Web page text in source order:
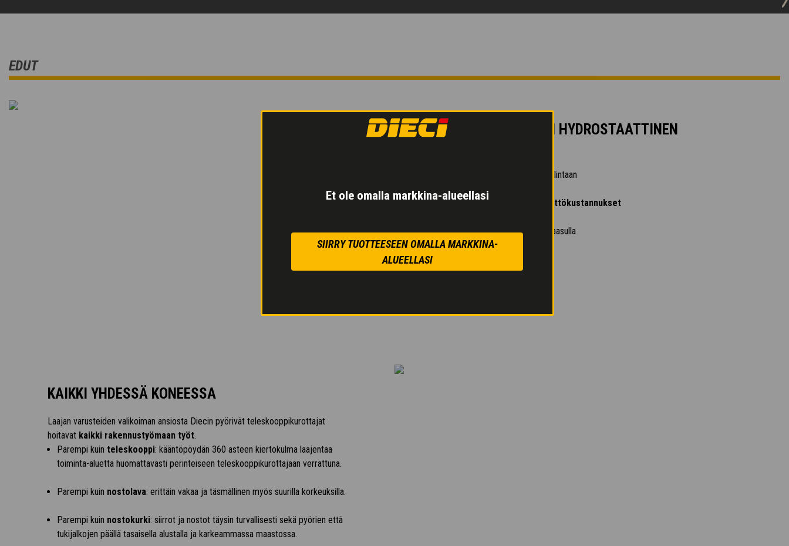
Et ole omalla markkina-alueellasi
SIIRRY TUOTTEESEEN OMALLA MARKKINA-
ALUEELLASI
EDUT
KAKSINOPEUKSINEN HYDROSTAATTINEN
hitaan ajon hallintaan
Pieni kulutus ja alhaiset käyttökustannukset
Erittäin tarkka myös täydellä kaasulla
KAIKKI YHDESSÄ KONEESSA
Laajan varusteiden valikoiman ansiosta Diecin pyörivät teleskooppikurottajat
hoitavat kaikki rakennustyömaan työt.
Parempi kuin teleskooppi: kääntöpöydän 360 asteen kiertokulma laajentaa
toiminta-aluetta huomattavasti perinteiseen teleskooppikurottajaan verrattuna.
Parempi kuin nostolava: erittäin vakaa ja täsmällinen myös suurilla korkeuksilla.
Parempi kuin nostokurki: siirrot ja nostot täysin turvallisesti sekä pyörien että
tukijalkojen päällä tasaisella alustalla ja karkeammassa maastossa.